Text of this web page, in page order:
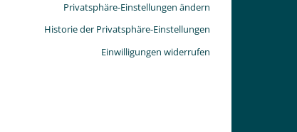
Privatsphäre-Einstellungen ändern
Historie der Privatsphäre-Einstellungen
Einwilligungen widerrufen